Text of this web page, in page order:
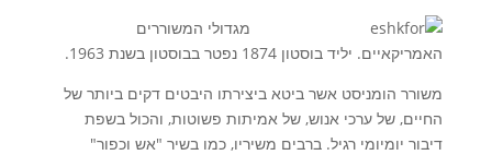
מגדולי המשוררים
האמריקאיים. יליד בוסטון 1874 נפטר בבוסטון בשנת 1963.
משורר הומניסט אשר ביטא ביצירתו היבטים דקים ביותר של
החיים, של ערכי אנוש, של אמיתות פשוטות, והכול בשפת
דיבור יומיומי רגיל. ברבים משיריו, כמו בשיר "אש וכפור"